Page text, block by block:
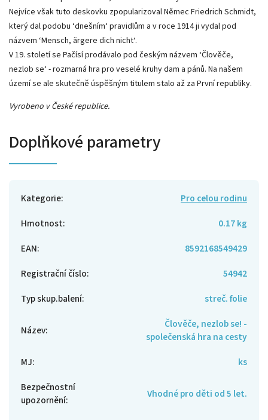
Nejvíce však tuto deskovku zpopularizoval Němec Friedrich Schmidt,
který dal podobu ‘dnešním‘ pravidlům a v roce 1914 ji vydal pod
názvem ‘Mensch, ärgere dich nicht‘.
V 19. století se Pačísí prodávalo pod českým názvem ‘Člověče,
nezlob se‘ - rozmarná hra pro veselé kruhy dam a pánů. Na našem
území se ale skutečně úspěšným titulem stalo až za První republiky.
Vyrobeno v České republice.
Doplňkové parametry
Kategorie:
Pro celou rodinu
Hmotnost:
0.17 kg
EAN:
8592168549429
Registrační číslo:
54942
Typ skup.balení: streč. folie
Název:
Člověče, nezlob se! -
společenská hra na cesty
MJ:
ks
Bezpečnostní
upozornění: Vhodné pro děti od 5 let.